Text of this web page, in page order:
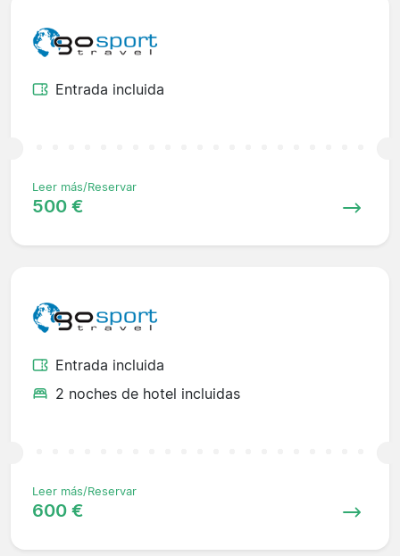
Entrada incluida
Leer más/Reservar
500 €
Entrada incluida
2 noches de hotel incluidas
Leer más/Reservar
600 €